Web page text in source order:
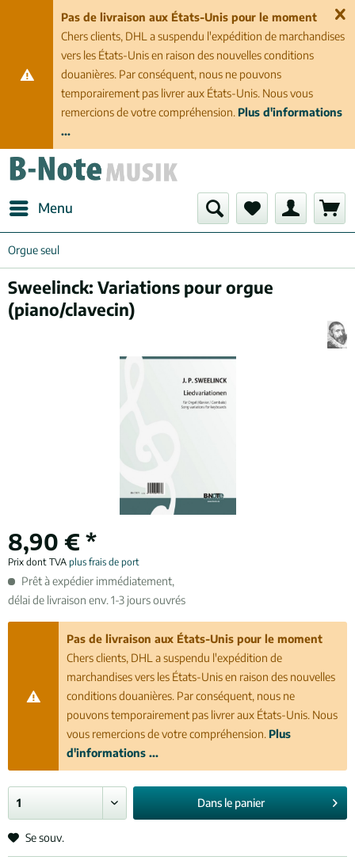
Pas de livraison aux États-Unis pour le moment
Chers clients, DHL a suspendu l'expédition de marchandises
vers les États-Unis en raison des nouvelles conditions
douanières. Par conséquent, nous ne pouvons
temporairement pas livrer aux États-Unis. Nous vous
remercions de votre compréhension. Plus d'informations
...
Menu
Orgue seul
Sweelinck: Variations pour orgue
(piano/clavecin)
8,90 € *
Prix dont TVA plus frais de port
Prêt à expédier immédiatement,
délai de livraison env. 1-3 jours ouvrés
Pas de livraison aux États-Unis pour le moment
Chers clients, DHL a suspendu l'expédition de
marchandises vers les États-Unis en raison des nouvelles
conditions douanières. Par conséquent, nous ne
pouvons temporairement pas livrer aux États-Unis. Nous
vous remercions de votre compréhension. Plus
d'informations ...
Dans le panier
Se souv.